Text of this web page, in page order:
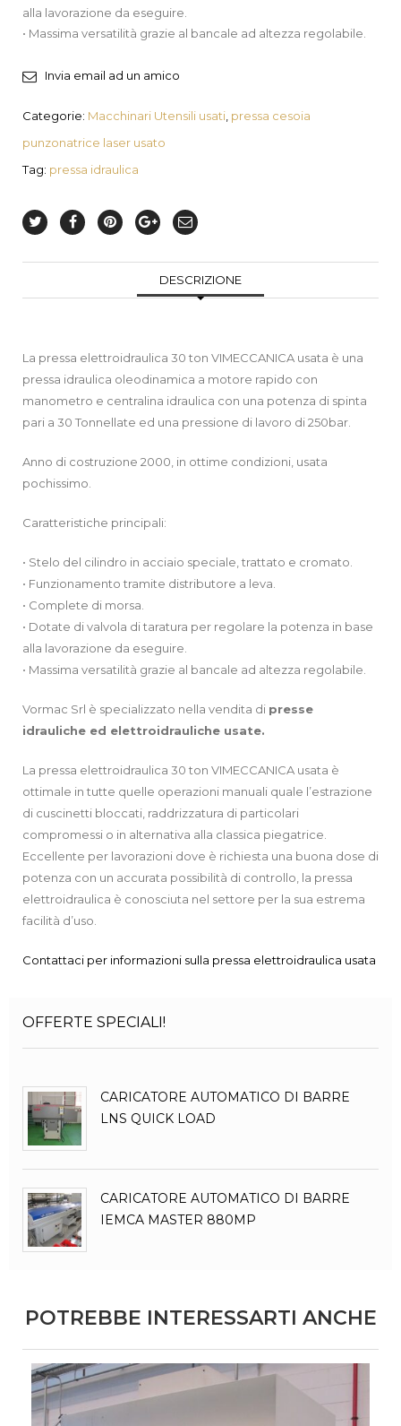
alla lavorazione da eseguire.
• Massima versatilità grazie al bancale ad altezza regolabile.
Invia email ad un amico
Categorie: Macchinari Utensili usati pressa cesoia
punzonatrice laser usato
Tag: pressa idraulica
DESCRIZIONE
La pressa elettroidraulica 30 ton VIMECCANICA usata è una
pressa idraulica oleodinamica a motore rapido con
manometro e centralina idraulica con una potenza di spinta
pari a 30 Tonnellate ed una pressione di lavoro di 250bar.
Anno di costruzione 2000, in ottime condizioni, usata
pochissimo.
Caratteristiche principali:
• Stelo del cilindro in acciaio speciale, trattato e cromato.
• Funzionamento tramite distributore a leva.
• Complete di morsa.
• Dotate di valvola di taratura per regolare la potenza in base
alla lavorazione da eseguire.
• Massima versatilità grazie al bancale ad altezza regolabile.
Vormac Srl è specializzato nella vendita di presse
idrauliche ed elettroidrauliche usate.
La pressa elettroidraulica 30 ton VIMECCANICA usata è
ottimale in tutte quelle operazioni manuali quale l’estrazione
di cuscinetti bloccati, raddrizzatura di particolari
compromessi o in alternativa alla classica piegatrice.
Eccellente per lavorazioni dove è richiesta una buona dose di
potenza con un accurata possibilità di controllo, la pressa
elettroidraulica è conosciuta nel settore per la sua estrema
facilità d’uso.
Contattaci per informazioni sulla pressa elettroidraulica usata
OFFERTE SPECIALI!
CARICATORE AUTOMATICO DI BARRE
LNS QUICK LOAD
CARICATORE AUTOMATICO DI BARRE
IEMCA MASTER 880MP
POTREBBE INTERESSARTI ANCHE